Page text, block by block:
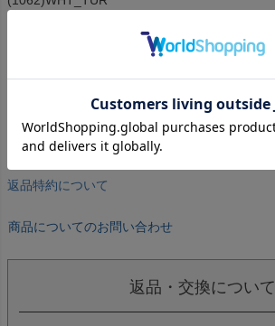
■ワイズ:レギュラー(2E相当)
ナノフィットスキン
KaRVO,グリップインソール
人工芝対応レギュラー
返品特約について
商品についてのお問い合わせ
返品・交換について